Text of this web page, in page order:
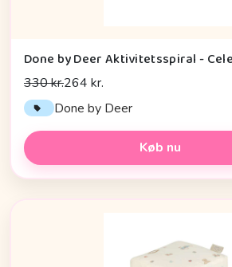
Done by Deer Aktivitetsspiral -
330 kr.264 kr.
Done by Deer
Køb nu